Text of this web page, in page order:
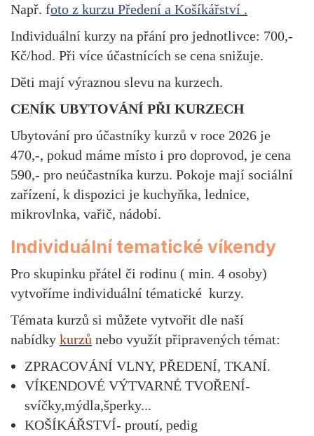
Např. foto z kurzu Předení a Košíkářství .
Individuální kurzy na přání pro jednotlivce: 700,-
Kč/hod. Při více účastnících se cena snižuje.
Děti mají výraznou slevu na kurzech.
CENÍK UBYTOVÁNÍ PŘI KURZECH
Ubytování pro účastníky kurzů v roce 2026 je
470,-, pokud máme místo i pro doprovod, je cena
590,- pro neúčastníka kurzu. Pokoje mají sociální
zařízení, k dispozici je kuchyňka, lednice,
mikrovlnka, vařič, nádobí.
Individuální tematické víkendy
Pro skupinku přátel či rodinu ( min. 4 osoby)
vytvoříme individuální tématické kurzy.
Témata kurzů si můžete vytvořit dle naší
nabídky kurzů nebo využít připravených témat:
ZPRACOVÁNÍ VLNY, PŘEDENÍ, TKANÍ.
VÍKENDOVÉ VÝTVARNÉ TVOŘENÍ-
svíčky,mýdla,šperky...
KOŠÍKÁŘSTVÍ- proutí, pedig